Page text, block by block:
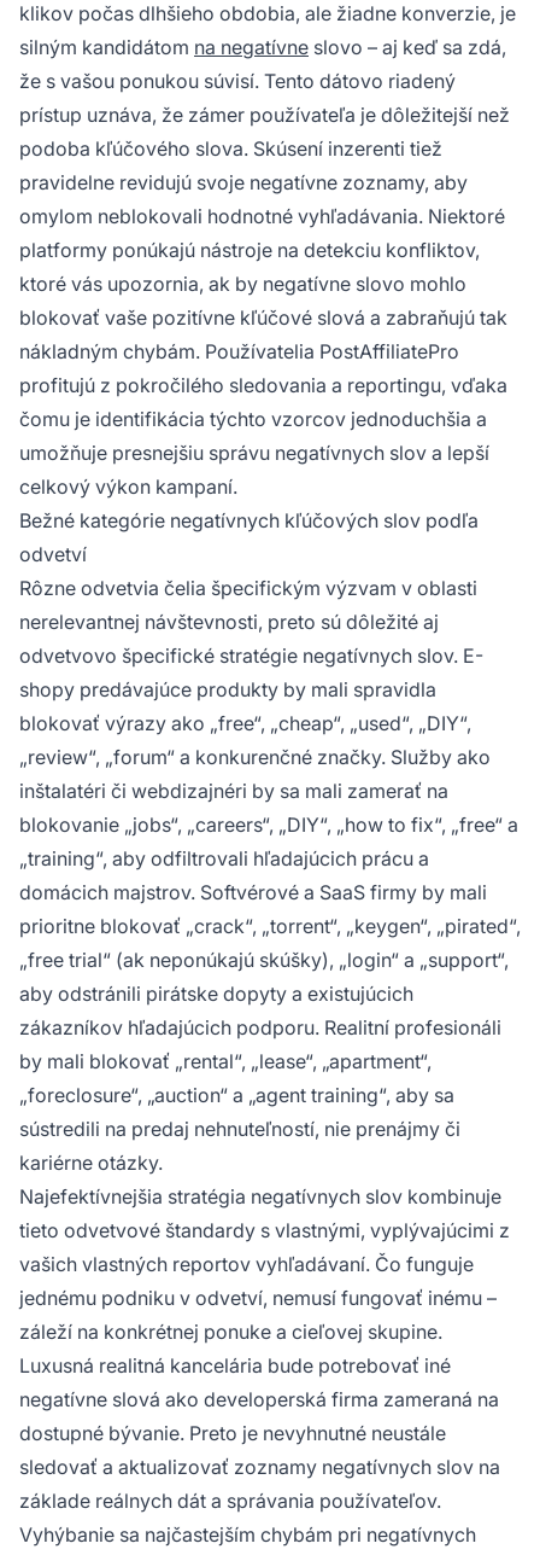
klikov počas dlhšieho obdobia, ale žiadne konverzie, je
silným kandidátom na negatívne slovo – aj keď sa zdá,
že s vašou ponukou súvisí. Tento dátovo riadený
prístup uznáva, že zámer používateľa je dôležitejší než
podoba kľúčového slova. Skúsení inzerenti tiež
pravidelne revidujú svoje negatívne zoznamy, aby
omylom neblokovali hodnotné vyhľadávania. Niektoré
platformy ponúkajú nástroje na detekciu konfliktov,
ktoré vás upozornia, ak by negatívne slovo mohlo
blokovať vaše pozitívne kľúčové slová a zabraňujú tak
nákladným chybám. Používatelia PostAffiliatePro
profitujú z pokročilého sledovania a reportingu, vďaka
čomu je identifikácia týchto vzorcov jednoduchšia a
umožňuje presnejšiu správu negatívnych slov a lepší
celkový výkon kampaní.
Bežné kategórie negatívnych kľúčových slov podľa
odvetví
Rôzne odvetvia čelia špecifickým výzvam v oblasti
nerelevantnej návštevnosti, preto sú dôležité aj
odvetvovo špecifické stratégie negatívnych slov. E-
shopy predávajúce produkty by mali spravidla
blokovať výrazy ako „free“, „cheap“, „used“, „DIY“,
„review“, „forum“ a konkurenčné značky. Služby ako
inštalatéri či webdizajnéri by sa mali zamerať na
blokovanie „jobs“, „careers“, „DIY“, „how to fix“, „free“ a
„training“, aby odfiltrovali hľadajúcich prácu a
domácich majstrov. Softvérové a SaaS firmy by mali
prioritne blokovať „crack“, „torrent“, „keygen“, „pirated“,
„free trial“ (ak neponúkajú skúšky), „login“ a „support“,
aby odstránili pirátske dopyty a existujúcich
zákazníkov hľadajúcich podporu. Realitní profesionáli
by mali blokovať „rental“, „lease“, „apartment“,
„foreclosure“, „auction“ a „agent training“, aby sa
sústredili na predaj nehnuteľností, nie prenájmy či
kariérne otázky.
Najefektívnejšia stratégia negatívnych slov kombinuje
tieto odvetvové štandardy s vlastnými, vyplývajúcimi z
vašich vlastných reportov vyhľadávaní. Čo funguje
jednému podniku v odvetví, nemusí fungovať inému –
záleží na konkrétnej ponuke a cieľovej skupine.
Luxusná realitná kancelária bude potrebovať iné
negatívne slová ako developerská firma zameraná na
dostupné bývanie. Preto je nevyhnutné neustále
sledovať a aktualizovať zoznamy negatívnych slov na
základe reálnych dát a správania používateľov.
Vyhýbanie sa najčastejším chybám pri negatívnych